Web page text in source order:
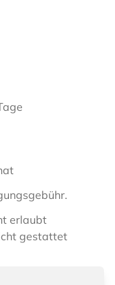
erlaubt
gestattet